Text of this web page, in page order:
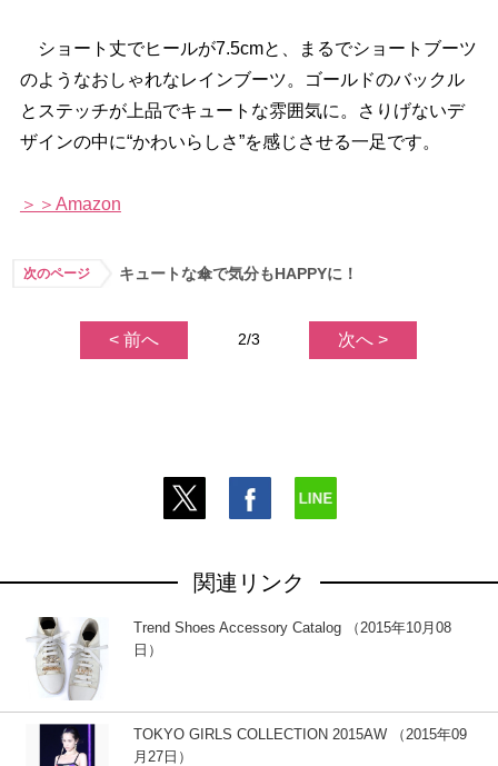
ショート丈でヒールが7.5cmと、まるでショートブーツ
のようなおしゃれなレインブーツ。ゴールドのバックル
とステッチが上品でキュートな雰囲気に。さりげないデ
ザインの中に“かわいらしさ”を感じさせる一足です。
＞＞Amazon
次のページ キュートな傘で気分もHAPPYに！
< 前へ 2/3 次へ >
関連リンク
Trend Shoes Accessory Catalog （2015年10月08
日）
TOKYO GIRLS COLLECTION 2015AW （2015年09
月27日）